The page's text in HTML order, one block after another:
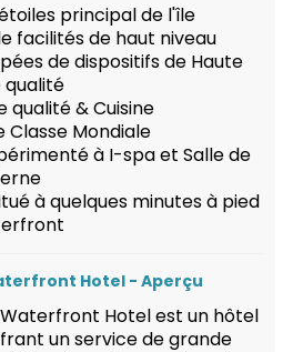
principal de l'île
facilités de haut niveau
de dispositifs de Haute
qualité
qualité & Cuisine
Mondiale
à I-spa et Salle de
à quelques minutes à pied
Hotel - Aperçu
Waterfront Hotel est un hôtel
un service de grande